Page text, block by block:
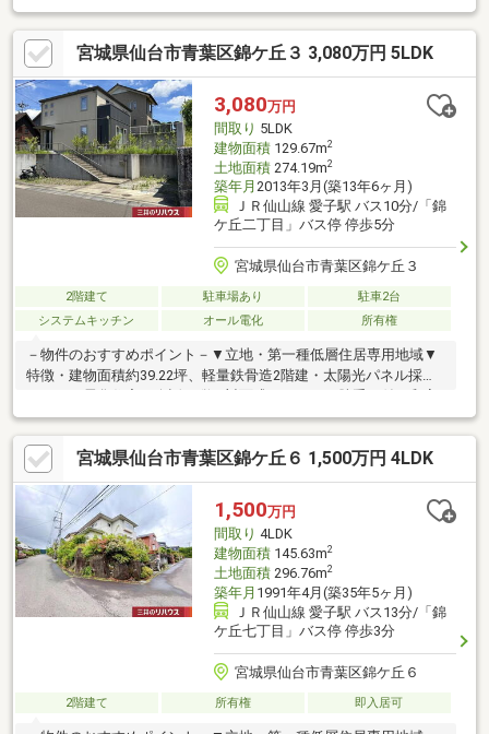
随所に収納有・納戸約4.0帖は多目的に利用可能・植栽と自然石が
配された和風庭園有・インナーガレージ付(車種制限有)・即お引
渡し可能(残金精算後)・敷地面積約77.22坪▼周辺環境・仙台市立
錦ケ丘小学校 徒歩4分(約320m)・錦ケ丘ヒルサイドモール 徒歩4
分(約270m)■ ご希望の住まい探しをお手伝いします
━━━━━・・・物件の詳細・ご相談はお気軽にお問い合わせく
ださい。
宮城県仙台市青葉区錦ケ丘３ 3,080万円 5LDK
3,080万円
間取り 5LDK
建物面積129.67m2
土地面積274.19m2
築年月 2013年3月(築13年6ヶ月)
ＪＲ仙山線 愛子駅 バス10分/「錦
ケ丘二丁目」バス停 停歩5分
宮城県仙台市青葉区錦ケ丘３
2階建て 駐車場あり
駐車2台
システムキッチン
オール電化 所有権
－物件のおすすめポイント－▼立地・第一種低層住居専用地域▼
特徴・建物面積約39.22坪、軽量鉄骨造2階建・太陽光パネル採用
はLDと一体利用も可能・南向きバルコニー付の主寝室は約9.0帖・
敷地面積約82.94坪、駐車場2台分有(車種制限有)▼設備・全居室
に複層ガラス・IHクッキングヒーター・食洗機▼周辺環境・仙台
市立錦ヶ丘小学校 徒歩10分(約730m)■ ご希望の住まい探しをお手
伝いします ━━━━━・・・物件の詳細・ご相談はお気軽にお問
い合わせください。
宮城県仙台市青葉区錦ケ丘６ 1,500万円 4LDK
1,500万円
間取り 4LDK
建物面積145.63m2
土地面積296.76m2
築年月 1991年4月(築35年5ヶ月)
ＪＲ仙山線 愛子駅 バス13分/「錦
ケ丘七丁目」バス停 停歩3分
宮城県仙台市青葉区錦ケ丘６
2階建て 所有権 即入居可